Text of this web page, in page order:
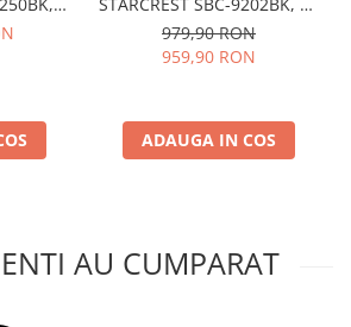
E,
L, Control temperatura, Usa
sticla, H 83.2 cm, Negru
979,90 RON
959,90 RON
ADAUGA IN COS
AU CUMPARAT